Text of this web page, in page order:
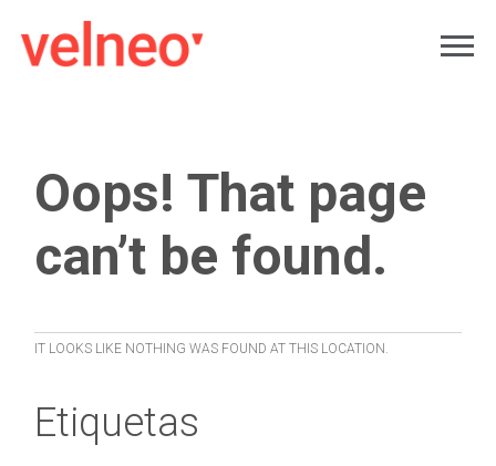
Oops! That page
can’t be found.
IT LOOKS LIKE NOTHING WAS FOUND AT THIS LOCATION.
Etiquetas